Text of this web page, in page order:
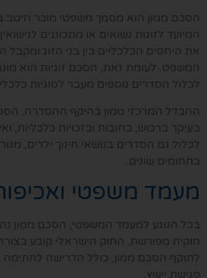
הסכם ממון הוא מסמך משפטי מוכר היטב
המיועד לזוגות נשואים או מתכוננים
את היחסים הכלכליים בין בני הזוג
המשפט. לעומת זאת, הסכם זוגיות הוא
לכלול הסדרים נוספים מעבר לסוגיות
ההבדל המרכזי טמון בהיקף ההסדרה.
בעיקר ברכוש, בחובות ובזכויות כלכליות,
לכלול גם הסדרים בנושאי חינוך ילדים,
בתחומים שונים.
מעמד משפטי
בכל הנוגע למעמד המשפטי, הסכם ממון
חוקית מפורשת. החוק הישראלי קובע
לתוקף הסכם ממון, כולל הדרישה לחתימה
פגישת ייעוץ.